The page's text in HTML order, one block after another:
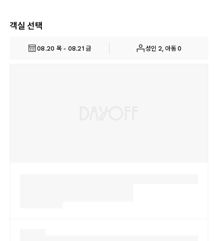
객실 선택
08.20 목 - 08.21 금 성인 2, 아동 0